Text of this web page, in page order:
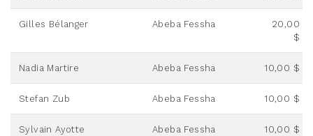
Gilles Bélanger Abeba Fessha
20,00
$
Nadia Martire Abeba Fessha 10,00 $
Stefan Zub Abeba Fessha 10,00 $
Sylvain Ayotte Abeba Fessha 10,00 $